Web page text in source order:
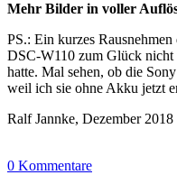
Mehr Bilder in voller
PS.: Ein kurzes
DSC-W110 zum Glück nicht
hatte. Mal sehen, ob die
weil ich sie ohne Akku jetzt
Ralf Jannke, Dezember 2018
0 Kommentare